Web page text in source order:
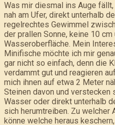
Was mir diesmal ins Auge
nah am Ufer, direkt unterhalb
regelrechtes Gewimmel
der prallen Sonne, keine 10 cm
Wasseroberfläche. Mein
Minifische möchte ich mir
gar nicht so einfach, denn die
verdammt gut und reagieren
mich ihnen auf etwa 2 Meter
Steinen davon und
Wasser oder direkt unterhalb
sich herumtreiben. Zu welcher
könne welche heraus